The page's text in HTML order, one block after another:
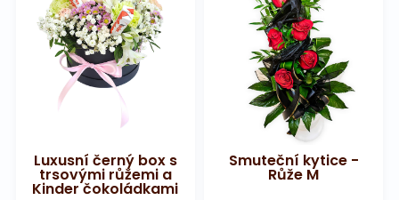
Luxusní černý box s
trsovými růžemi a
Kinder čokoládkami
Smuteční kytice -
Růže M